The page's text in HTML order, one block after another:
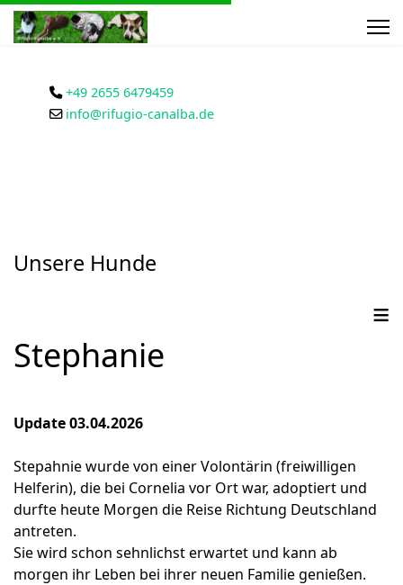
+49 2655 6479459
info@rifugio-canalba.de
Unsere Hunde
≡
Stephanie
Update 03.04.2026
Stepahnie wurde von einer Volontärin (freiwilligen
Helferin), die bei Cornelia vor Ort war, adoptiert und
durfte heute Morgen die Reise Richtung Deutschland
antreten.
Sie wird schon sehnlichst erwartet und kann ab
morgen ihr Leben bei ihrer neuen Familie genießen.